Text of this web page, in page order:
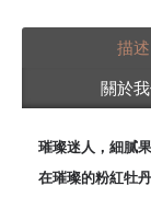
描述
關於
璀璨迷人，細膩
在璀璨的粉紅牡